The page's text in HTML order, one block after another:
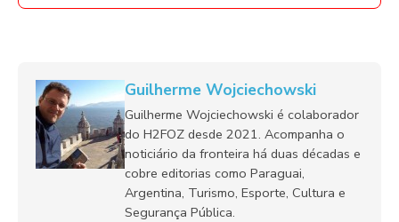
Guilherme Wojciechowski
Guilherme Wojciechowski é colaborador
do H2FOZ desde 2021. Acompanha o
noticiário da fronteira há duas décadas e
cobre editorias como Paraguai,
Argentina, Turismo, Esporte, Cultura e
Segurança Pública.